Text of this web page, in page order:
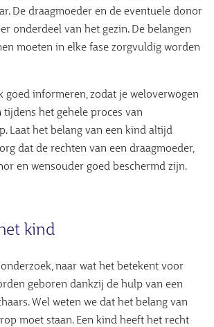
De draagmoeder en de eventuele donor
onderdeel van het gezin. De belangen
moeten in elke fase zorgvuldig worden
goed informeren, zodat je weloverwogen
tijdens het gehele proces van
Laat het belang van een kind altijd
dat de rechten van een draagmoeder,
en wensouder goed beschermd zijn.
kind
naar wat het betekent voor
geboren dankzij de hulp van een
Wel weten we dat het belang van
moet staan. Een kind heeft het recht